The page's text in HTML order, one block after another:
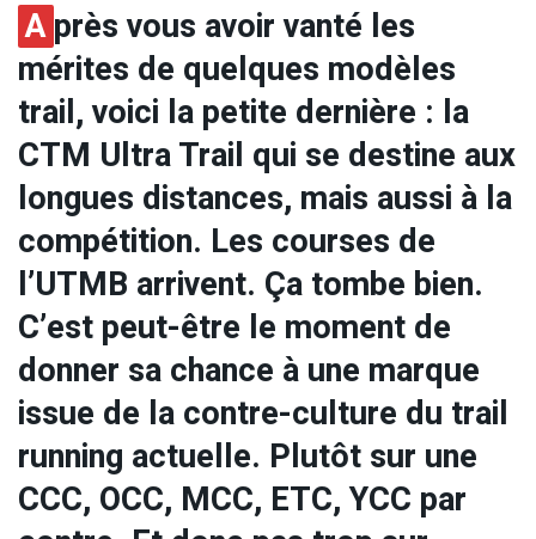
Après vous avoir vanté les
mérites de quelques modèles
trail, voici la petite dernière : la
CTM Ultra Trail qui se destine aux
longues distances, mais aussi à la
compétition. Les courses de
l’UTMB arrivent. Ça tombe bien.
C’est peut-être le moment de
donner sa chance à une marque
issue de la contre-culture du trail
running actuelle. Plutôt sur une
CCC, OCC, MCC, ETC, YCC par